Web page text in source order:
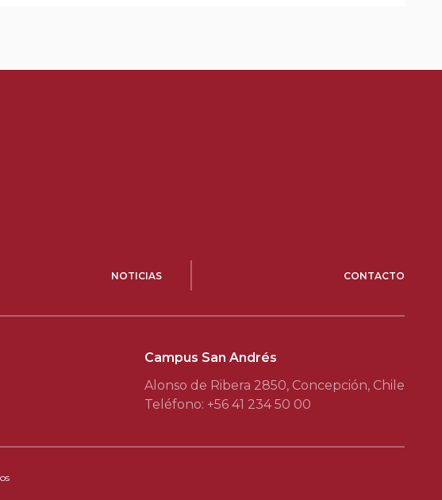
NOTICIAS CONTACTO
Campus San Andrés
Alonso de Ribera 2850, Concepción, Chile
Teléfono: +56 41 234 50 00